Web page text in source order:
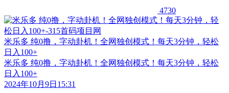
4730
米乐多 纯0撸，字动卦机！全网独创模式！每天3分钟，轻松
日入100+
米乐多 纯0撸，字动卦机！全网独创模式！每天3分钟，轻松
日入100+
2024年10月9日15:31